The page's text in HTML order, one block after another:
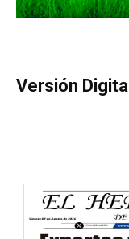
Versión Digital